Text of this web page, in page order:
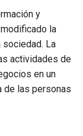
y
la
sociedad. La
actividades de
en un
de las personas